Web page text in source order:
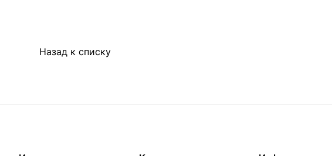
Назад к списку